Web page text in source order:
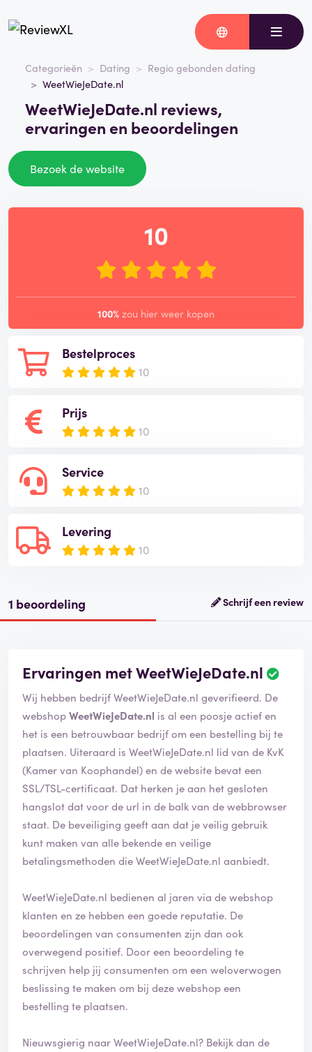
Categorieën Dating
Regio gebonden dating
WeetWieJeDate.nl
WeetWieJeDate.nl reviews,
ervaringen en beoordelingen
Bezoek de website
Bestelproces
10
Prijs
10
Service
10
Levering
10
10
100% zou hier weer kopen
1 beoordeling Schrijf een review
Ervaringen met WeetWieJeDate.nl
Wij hebben bedrijf WeetWieJeDate.nl geverifieerd. De
webshopWeetWieJeDate.nl is al een poosje actief en
het is een betrouwbaar bedrijf om een bestelling bij te
plaatsen. Uiteraard is WeetWieJeDate.nl lid van de KvK
(Kamer van Koophandel) en de website bevat een
SSL/TSL-certificaat. Dat herken je aan het gesloten
hangslot dat voor de url in de balk van de webbrowser
staat. De beveiliging geeft aan dat je veilig gebruik
kunt maken van alle bekende en veilige
betalingsmethoden die WeetWieJeDate.nl aanbiedt.
WeetWieJeDate.nl bedienen al jaren via de webshop
klanten en ze hebben een goede reputatie. De
beoordelingen van consumenten zijn dan ook
overwegend positief. Door een beoordeling te
schrijven help jij consumenten om een weloverwogen
beslissing te maken om bij deze webshop een
bestelling te plaatsen.
Nieuwsgierig naar WeetWieJeDate.nl? Bekijk dan de